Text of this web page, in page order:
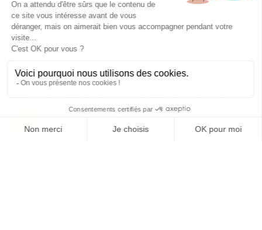
Le site est exempté de déclaration à la Commission Nationale
Informatique et Libertés (CNIL) dans la mesure où il ne collecte
aucune donnée concernant les utilisateurs.
Toute utilisation, reproduction, diffusion, commercialisation,
modification de toute ou partie du Site, sans autorisation de
poursuites judiciaires telles que notamment prévues par le
Code de la propriété intellectuelle et le Code civil.